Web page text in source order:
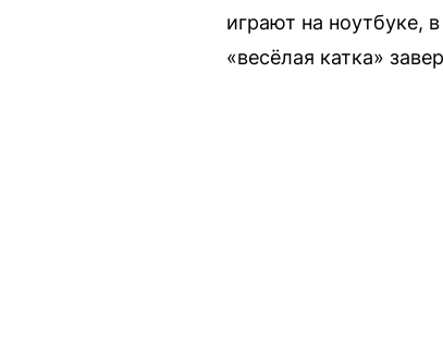
играют на ноутбуке,
«весёлая катка»